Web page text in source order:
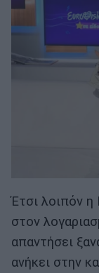
Έτσι λοιπόν
στον
απαντήσει
ανήκει στην